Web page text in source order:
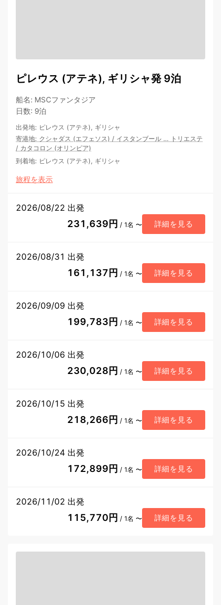
ピレウス (アテネ), ギリシャ発 9泊
船名: MSCファンタジア
日数: 9泊
出発地: ピレウス (アテネ), ギリシャ
寄港地: クシャダス (エフェソス) / イスタンブール … トリエステ
/ カタコロン (オリンピア)
到着地: ピレウス (アテネ), ギリシャ
旅程を表示
2026/08/22 出発
231,639円 / 1名 〜 詳細を見る
2026/08/31 出発
161,137円 / 1名 〜 詳細を見る
2026/09/09 出発
199,783円 / 1名 〜 詳細を見る
2026/10/06 出発
230,028円 / 1名 〜 詳細を見る
2026/10/15 出発
218,266円 / 1名 〜 詳細を見る
2026/10/24 出発
172,899円 / 1名 〜 詳細を見る
2026/11/02 出発
115,770円 / 1名 〜 詳細を見る